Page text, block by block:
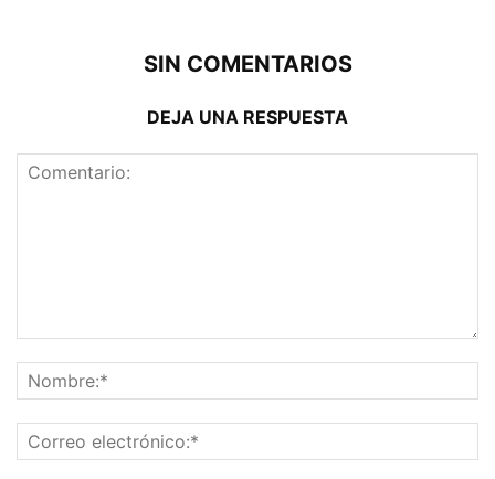
SIN COMENTARIOS
DEJA UNA RESPUESTA